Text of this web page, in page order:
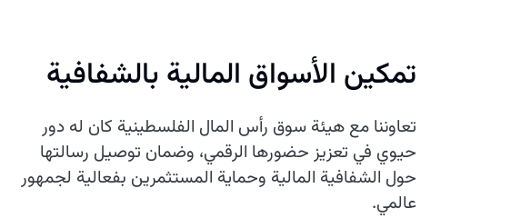
تمكين الأسواق المالية بالشفافية
تعاوننا مع هيئة سوق رأس المال الفلسطينية كان له دور
حيوي في تعزيز حضورها الرقمي، وضمان توصيل رسالتها
حول الشفافية المالية وحماية المستثمرين بفعالية لجمهور
عالمي.